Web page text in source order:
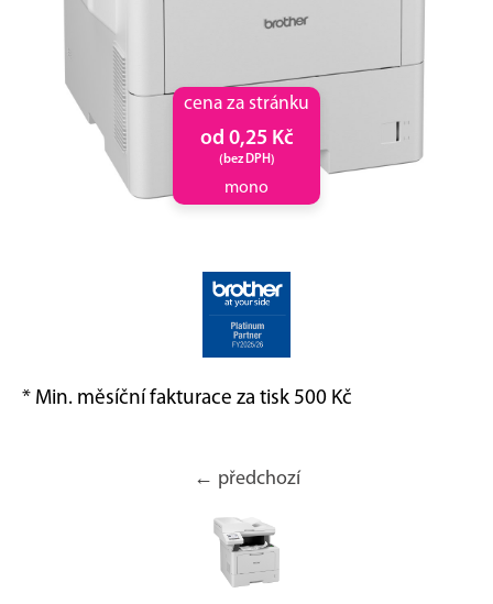
cena za stránku
od 0,25 Kč
(bez DPH)
mono
* Min. měsíční fakturace za tisk 500 Kč
← předchozí